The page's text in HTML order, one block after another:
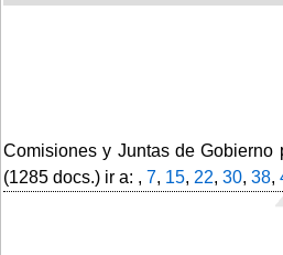
Comisiones y Juntas de Gobierno
(1285 docs.) ir a: , 7, 15, 22, 30, 38,